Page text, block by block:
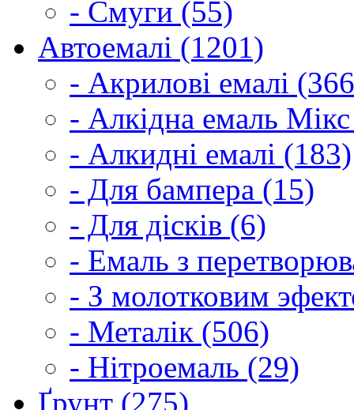
- Смуги (55)
Автоемалі (1201)
- Акрилові емалі
- Алкідна емаль
- Алкидні емалі (183)
- Для бампера (15)
- Для дісків (6)
- Емаль з
- З молотковим
- Металік (506)
- Нітроемаль (29)
Ґрунт (275)